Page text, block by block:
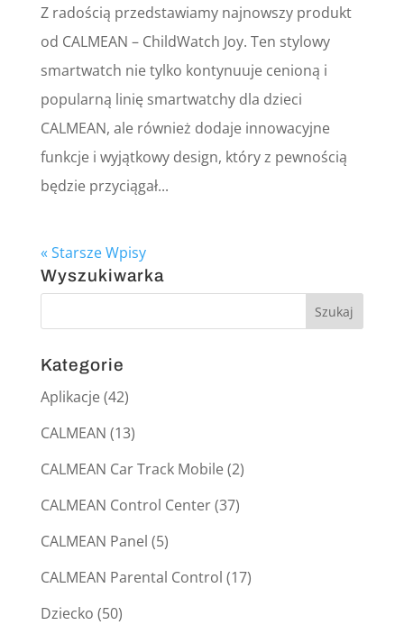
Z radością przedstawiamy najnowszy produkt
od CALMEAN – ChildWatch Joy. Ten stylowy
smartwatch nie tylko kontynuuje cenioną i
popularną linię smartwatchy dla dzieci
CALMEAN, ale również dodaje innowacyjne
funkcje i wyjątkowy design, który z pewnością
będzie przyciągał...
« Starsze Wpisy
Wyszukiwarka
Kategorie
Aplikacje(42)
CALMEAN (13)
CALMEAN Car Track Mobile(2)
CALMEAN Control Center(37)
CALMEAN Panel (5)
CALMEAN Parental Control (17)
Dziecko (50)